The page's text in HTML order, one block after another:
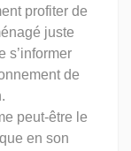
profiter de
juste
s’informer
de
peut-être le
en son